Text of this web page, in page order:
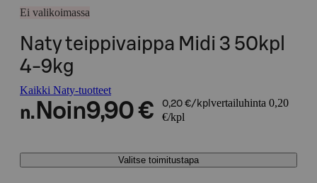
Ei valikoimassa
Naty teippivaippa Midi 3 50kpl
4-9kg
Kaikki Naty-tuotteet
n. Noin9,90 € 0,20 €/kpl vertailuhinta 0,20
€/kpl
Valitse toimitustapa